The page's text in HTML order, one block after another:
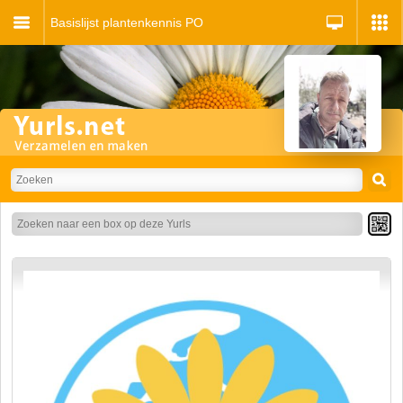
Basislijst plantenkennis PO